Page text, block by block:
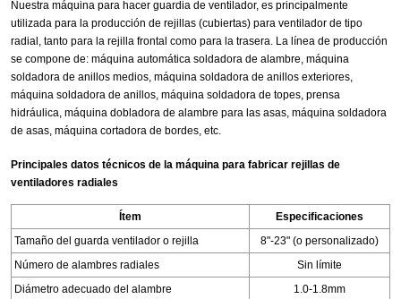
Nuestra máquina para hacer guardia de ventilador, es principalmente
utilizada para la producción de rejillas (cubiertas) para ventilador de tipo
radial, tanto para la rejilla frontal como para la trasera. La línea de producción
se compone de: máquina automática soldadora de alambre, máquina
soldadora de anillos medios, máquina soldadora de anillos exteriores,
máquina soldadora de anillos, máquina soldadora de topes, prensa
hidráulica, máquina dobladora de alambre para las asas, máquina soldadora
de asas, máquina cortadora de bordes, etc.
Principales datos técnicos de la máquina para fabricar rejillas de
ventiladores radiales
Ítem
Especificaciones
Tamaño del guarda ventilador o rejilla
8"-23" (o personalizado)
Número de alambres radiales
Sin límite
Diámetro adecuado del alambre
1.0-1.8mm